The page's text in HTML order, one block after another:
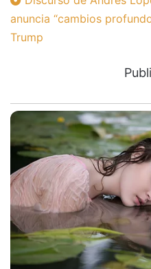
anuncia “cambios
Trump